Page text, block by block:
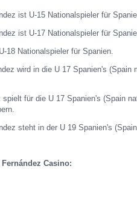
ist U-15 Nationalspieler für
ist U-17 Nationalspieler für
18 Nationalspieler für Spanien.
wird in die U 17 Spanien's
spielt für die U 17 Spanien's (Spain
steht in der U 19 Spanien's
Casino: